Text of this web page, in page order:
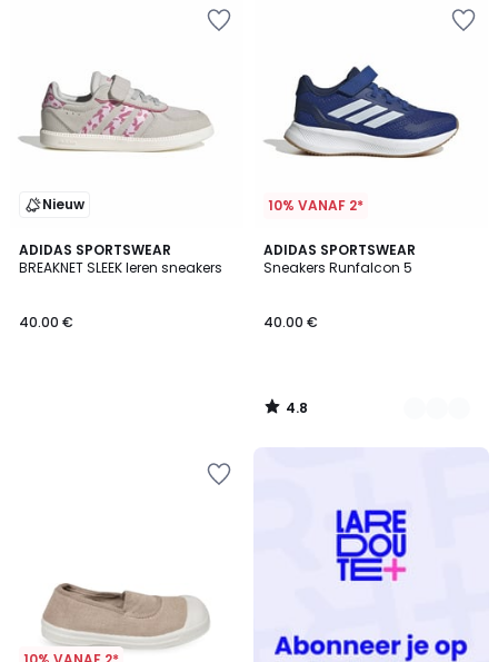
Nieuw
ADIDAS SPORTSWEAR
BREAKNET SLEEK leren sneakers
40.00 €
10% VANAF 2*
ADIDAS SPORTSWEAR
Sneakers Runfalcon 5
40.00 €
4.8
/ 5
3
Kleuren
4.8
/